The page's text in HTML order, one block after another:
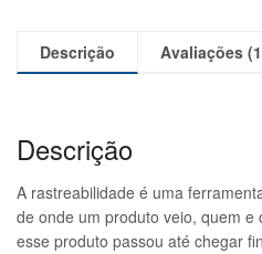
Descrição Avaliações
Descrição
A rastreabilidade é uma
de onde um produto veio, quem
esse produto passou até chegar